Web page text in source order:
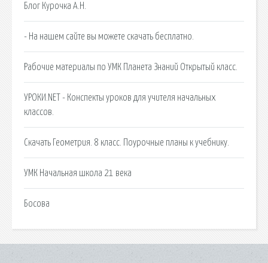
Блог Курочка А.Н.
- На нашем сайте вы можете скачать бесплатно.
Рабочие материалы по УМК Планета Знаний Открытый класс.
УРОКИ.NET - Конспекты уроков для учителя начальных
классов.
Скачать Геометрия. 8 класс. Поурочные планы к учебнику.
УМК Начальная школа 21 века
Босова